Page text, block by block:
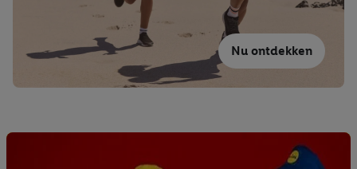
Nu ontdekken